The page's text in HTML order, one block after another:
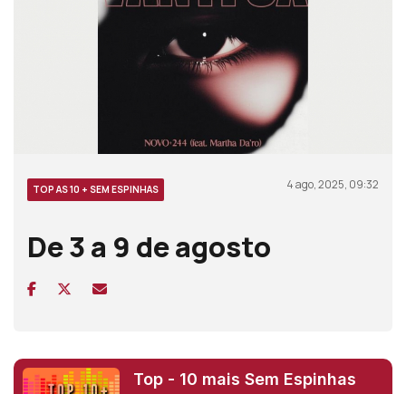
TOP AS 10 + SEM ESPINHAS 4 ago, 2025, 09:32
De 3 a 9 de agosto
Top - 10 mais Sem Espinhas